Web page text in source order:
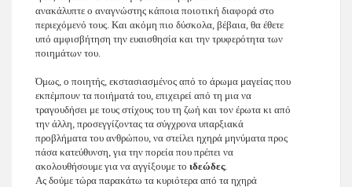
ανακάλυπτε ο αναγνώστης κάποια ποιοτική διαφορά στο
περιεχόμενό τους. Και ακόμη πιο δύσκολα, βέβαια, θα έθετε
υπό αμφισβήτηση την ευαισθησία και την τρυφερότητα των
ποιημάτων του.
Όμως, ο ποιητής, εκστασιασμένος από το άρωμα μαγείας που
εκπέμπουν τα ποιήματά του, επιχειρεί από τη μια να
τραγουδήσει με τους στίχους του τη ζωή και τον έρωτα κι από
την άλλη, προσεγγίζοντας τα σύγχρονα υπαρξιακά
προβλήματα του ανθρώπου, να στείλει ηχηρά μηνύματα προς
πάσα κατεύθυνση, για την πορεία που πρέπει να
ακολουθήσουμε για να αγγίξουμε το ιδεώδες.
Ας δούμε τώρα παρακάτω τα κυριότερα από τα ηχηρά